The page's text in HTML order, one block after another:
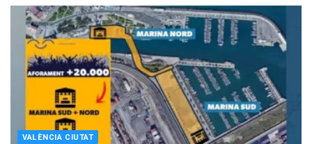
VALÈNCIA CIUTAT